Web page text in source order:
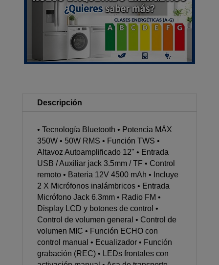
MICROFONOS
|
50W
RMS
cantidad
Descripción
• Tecnología Bluetooth • Potencia MÁX
350W • 50W RMS • Función TWS •
Altavoz Autoamplificado 12" • Entrada
USB / Auxiliar jack 3.5mm / TF • Control
remoto • Bateria 12V 4500 mAh • Incluye
2 X Micrófonos inalámbricos • Entrada
Micrófono Jack 6.3mm • Radio FM •
Display LCD y botones de control •
Control de volumen general • Control de
volumen MIC • Función ECHO con
control manual • Ecualizador • Función
grabación (REC) • LEDs frontales con